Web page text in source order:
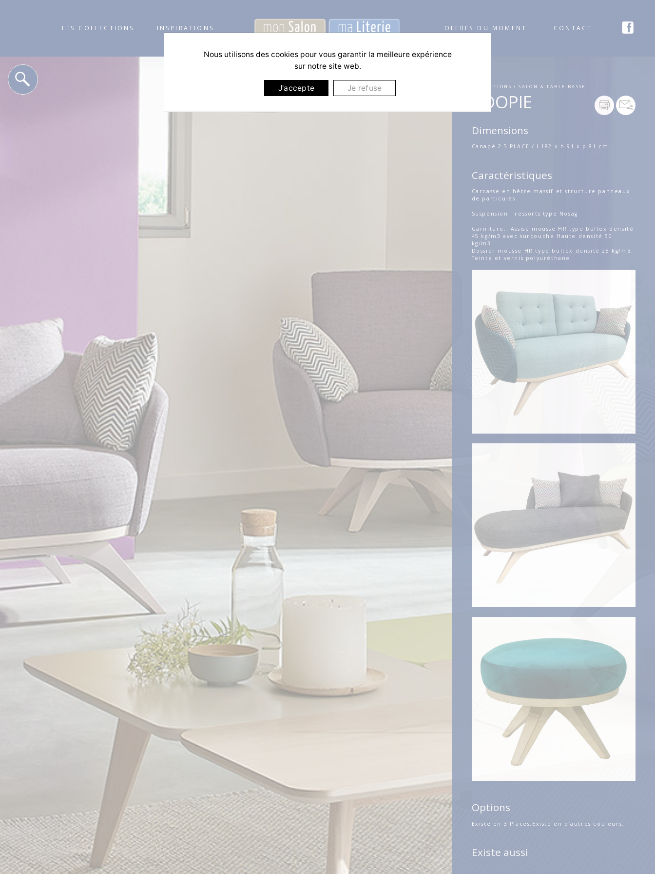
LES COLLECTIONS INSPIRATIONS OFFRES DU MOMENT CONTACT
COLLECTIONS / SALON & TABLE BASSE
TOOPIE
Dimensions
Canapé 2.5 PLACE / l 182 x h 91 x p 81 cm
Caractéristiques
Carcasse en hêtre massif et structure panneaux
de particules
Suspension : ressorts type Nosag
Garniture:; Assise mousse HR type bultex densité
45 kg/m3 avec surcouche Haute densité 50
kg/m3.
Dossier mousse HR type bultex densité 25 kg/m3.
Teinte et vernis polyuréthane
Options
Existe en 3 Places. Existe en d’autres couleurs.
Existe aussi
Nous utilisons des cookies pour vous garantir la meilleure expérience
sur notre site web.
J'accepte Je refuse